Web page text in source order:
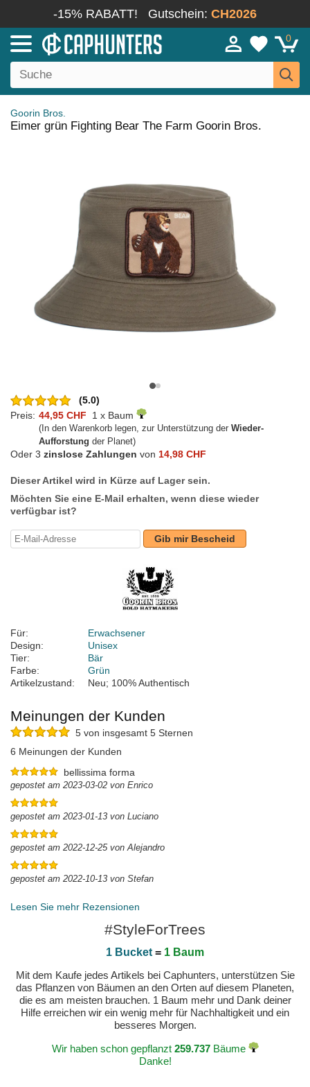
-15% RABATT! Gutschein: CH2026
0
Goorin Bros.
Eimer grün Fighting Bear The Farm Goorin Bros.
(5.0)
Preis: 44,95 CHF 1 x Baum
(In den Warenkorb legen, zur Unterstützung der Wieder-
Aufforstung der Planet)
Oder 3 zinslose Zahlungen von 14,98 CHF
Dieser Artikel wird in Kürze auf Lager sein.
Möchten Sie eine E-Mail erhalten, wenn diese wieder
verfügbar ist?
Gib mir Bescheid
Für:
Erwachsener
Design:
Unisex
Tier:
Bär
Farbe:
Grün
Artikelzustand:
Neu; 100% Authentisch
Meinungen der Kunden
5 von insgesamt 5 Sternen
6 Meinungen der Kunden
bellissima forma
gepostet am 2023-03-02 von Enrico
gepostet am 2023-01-13 von Luciano
gepostet am 2022-12-25 von Alejandro
gepostet am 2022-10-13 von Stefan
Lesen Sie mehr Rezensionen
#StyleForTrees
1 Bucket = 1 Baum
Mit dem Kaufe jedes Artikels bei Caphunters, unterstützen Sie
das Pflanzen von Bäumen an den Orten auf diesem Planeten,
die es am meisten brauchen. 1 Baum mehr und Dank deiner
Hilfe erreichen wir ein wenig mehr für Nachhaltigkeit und ein
besseres Morgen.
Wir haben schon gepflanzt 259.737Bäume
Danke!